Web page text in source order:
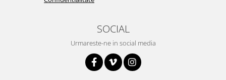
SOCIAL
Urmareste-ne in social media